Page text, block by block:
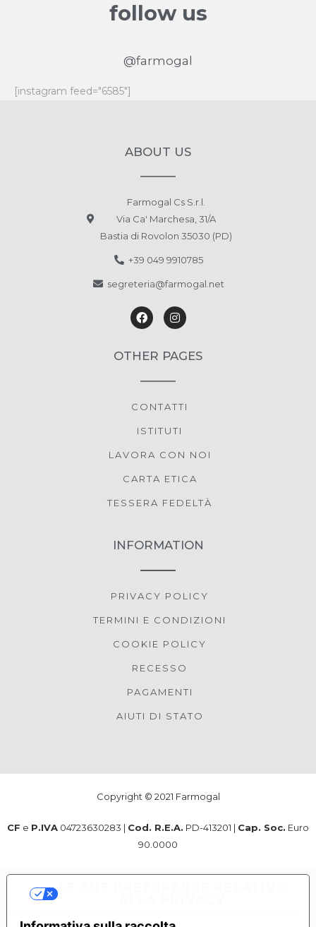
follow us
@farmogal
[instagram feed="6585"]
ABOUT US
Farmogal Cs S.r.l.
Via Ca' Marchesa, 31/A
Bastia di Rovolon 35030 (PD)
+39 049 9910785
segreteria@farmogal.net
OTHER PAGES
CONTATTI
ISTITUTI
LAVORA CON NOI
CARTA ETICA
TESSERA FEDELTÀ
INFORMATION
PRIVACY POLICY
TERMINI E CONDIZIONI
COOKIE POLICY
RECESSO
PAGAMENTI
AIUTI DI STATO
Copyright © 2021 Farmogal
CF e P.IVA 04723630283 | Cod. R.E.A. PD-413201 | Cap. Soc. Euro
90.0000